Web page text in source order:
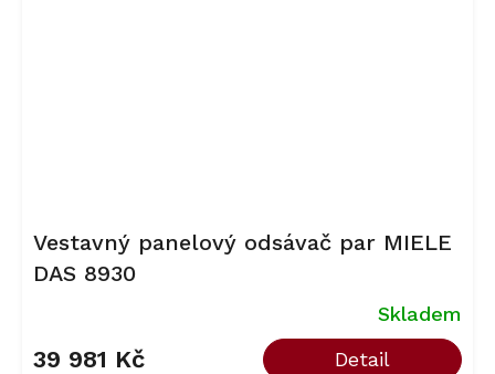
Vestavný panelový odsávač par MIELE
DAS 8930
Skladem
39 981 Kč Detail